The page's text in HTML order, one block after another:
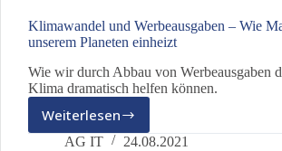
Klimawandel und Werbeausgaben – Wie
unserem Planeten einheizt
Wie wir durch Abbau von Werbeausgaben
Klima dramatisch helfen können.
WeiterlesenKlimawandel
und
AG IT 24.08.2021